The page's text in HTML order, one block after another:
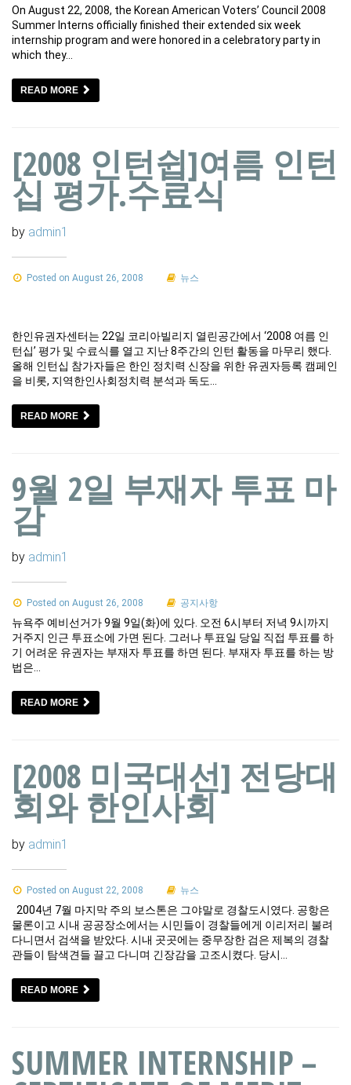
On August 22, 2008, the Korean American Voters’ Council 2008
Summer Interns officially finished their extended six week
internship program and were honored in a celebratory party in
which they…
READ MORE
[2008 인턴쉽]여름 인턴
십 평가.수료식
by admin1
Posted on August 26, 2008 뉴스
한인유권자센터는 22일 코리아빌리지 열린공간에서 ‘2008 여름 인
턴십’ 평가 및 수료식를 열고 지난 8주간의 인턴 활동을 마무리 했다.
올해 인턴십 참가자들은 한인 정치력 신장을 위한 유권자등록 캠페인
을 비롯, 지역한인사회정치력 분석과 독도…
READ MORE
9월 2일 부재자 투표 마
감
by admin1
Posted on August 26, 2008 공지사항
뉴욕주 예비선거가 9월 9일(화)에 있다. 오전 6시부터 저녁 9시까지
거주지 인근 투표소에 가면 된다. 그러나 투표일 당일 직접 투표를 하
기 어려운 유권자는 부재자 투표를 하면 된다. 부재자 투표를 하는 방
법은…
READ MORE
[2008 미국대선] 전당대
회와 한인사회
by admin1
Posted on August 22, 2008 뉴스
2004년 7월 마지막 주의 보스톤은 그야말로 경찰도시였다. 공항은
물론이고 시내 공공장소에서는 시민들이 경찰들에게 이리저리 불려
다니면서 검색을 받았다. 시내 곳곳에는 중무장한 검은 제복의 경찰
관들이 탐색견들 끌고 다니며 긴장감을 고조시켰다. 당시…
READ MORE
SUMMER INTERNSHIP –